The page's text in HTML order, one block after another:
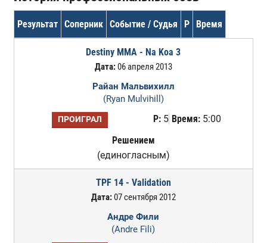
Результат Соперник Событие / Судья Р Время
Destiny MMA - Na Koa 3
Дата:06 апреля 2013
Райан Мальвихилл
(Ryan Mulvihill)
ПРОИГРАЛ Р:5 Время:5:00
Решением
(единогласным)
TPF 14 - Validation
Дата:07 сентября 2012
Андре Фили
(Andre Fili)